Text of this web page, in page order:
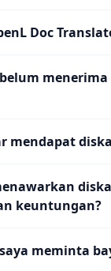
Doc
mendapat
keuntungan?
meminta